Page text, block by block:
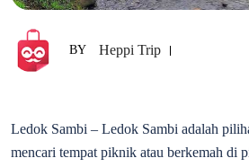
BY Heppi Trip
Ledok Sambi – Ledok Sambi adalah
mencari tempat piknik atau berkemah di